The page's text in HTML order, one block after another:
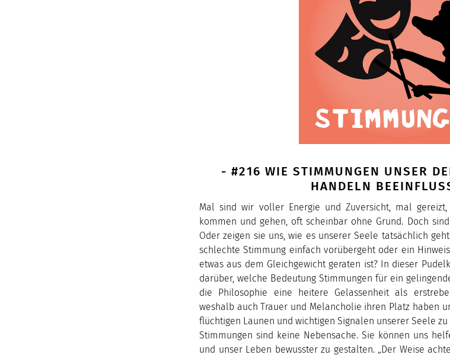
- #216 WIE STIMMUNGEN UNSER
HANDELN
Mal sind wir voller Energie und Zuversicht, mal
kommen und gehen, oft scheinbar ohne Grund. Doch
Oder zeigen sie uns, wie es unserer Seele tatsächlich
schlechte Stimmung einfach vorübergeht oder ein
etwas aus dem Gleichgewicht geraten ist? In dieser
darüber, welche Bedeutung Stimmungen für ein
die Philosophie eine heitere Gelassenheit als
weshalb auch Trauer und Melancholie ihren Platz haben
flüchtigen Launen und wichtigen Signalen unserer Seele
Stimmungen sind keine Nebensache. Sie können uns
und unser Leben bewusster zu gestalten. „Der Weise